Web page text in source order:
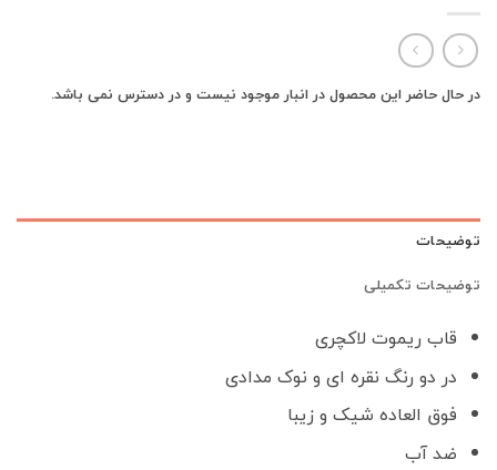
در حال حاضر این محصول در انبار موجود نیست و در دسترس نمی باشد.
توضیحات
توضیحات تکمیلی
قاب ریموت لاکچری
در دو رنگ نقره ای و نوک مدادی
فوق العاده شیک و زیبا
ضد آب